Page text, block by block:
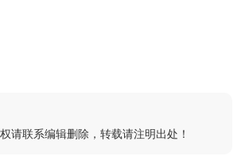
请联系编辑删除，转载请注明出处！